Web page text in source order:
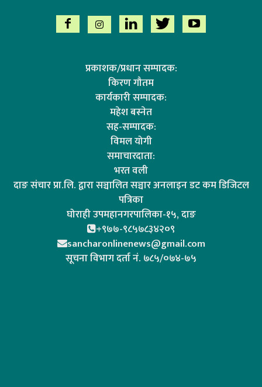
प्रकाशक/प्रधान सम्पादक:
किरण गौतम
कार्यकारी सम्पादक:
महेश बस्नेत
सह-सम्पादक:
विमल योगी
समाचारदाता:
भरत वली
दाङ संचार प्रा.लि. द्वारा सञ्चालित सञ्चार अनलाइन डट कम डिजिटल
पत्रिका
घोराही उपमहानगरपालिका-१५, दाङ
+९७७-९८५७८३४२०९
sancharonlinenews@gmail.com
सूचना विभाग दर्ता न‌ं. ७८५/०७४-७५